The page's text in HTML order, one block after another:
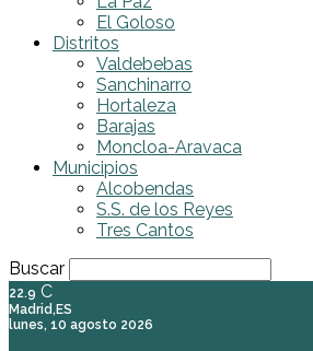
El Goloso
Distritos
Valdebebas
Sanchinarro
Hortaleza
Barajas
Moncloa-Aravaca
Municipios
Alcobendas
S.S. de los Reyes
Tres Cantos
Buscar
22.9 C
Madrid,ES
lunes, 10 agosto 2026